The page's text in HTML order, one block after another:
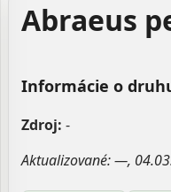
Abraeus
Informácie o
Zdroj: -
Aktualizované: —,